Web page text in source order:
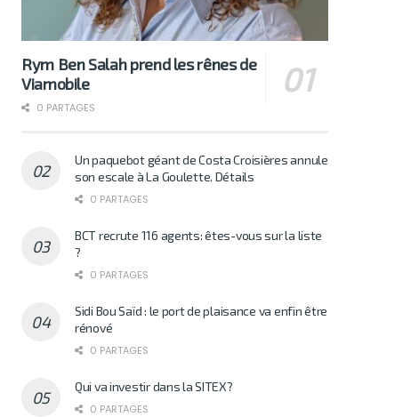
Rym Ben Salah prend les rênes de
Viamobile
0 PARTAGES
Un paquebot géant de Costa Croisières annule
son escale à La Goulette. Détails
0 PARTAGES
BCT recrute 116 agents: êtes-vous sur la liste
?
0 PARTAGES
Sidi Bou Saïd : le port de plaisance va enfin être
rénové
0 PARTAGES
Qui va investir dans la SITEX?
0 PARTAGES